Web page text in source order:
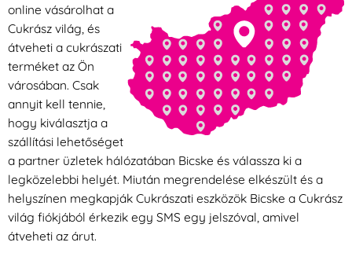
online vásárolhat a
Cukrász világ, és
átveheti a cukrászati
terméket az Ön
városában. Csak
annyit kell tennie,
hogy kiválasztja a
szállítási lehetőséget
a partner üzletek hálózatában Bicske és válassza ki a
legközelebbi helyét. Miután megrendelése elkészült és a
helyszínen megkapják Cukrászati eszközök Bicske a Cukrász
világ fiókjából érkezik egy SMS egy jelszóval, amivel
átveheti az árut.